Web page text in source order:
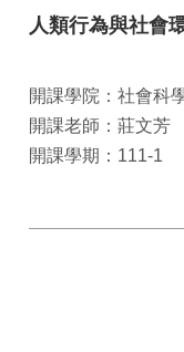
人類行為與社會
開課學院：社會科
開課老師：莊文芳
開課學期：111-1